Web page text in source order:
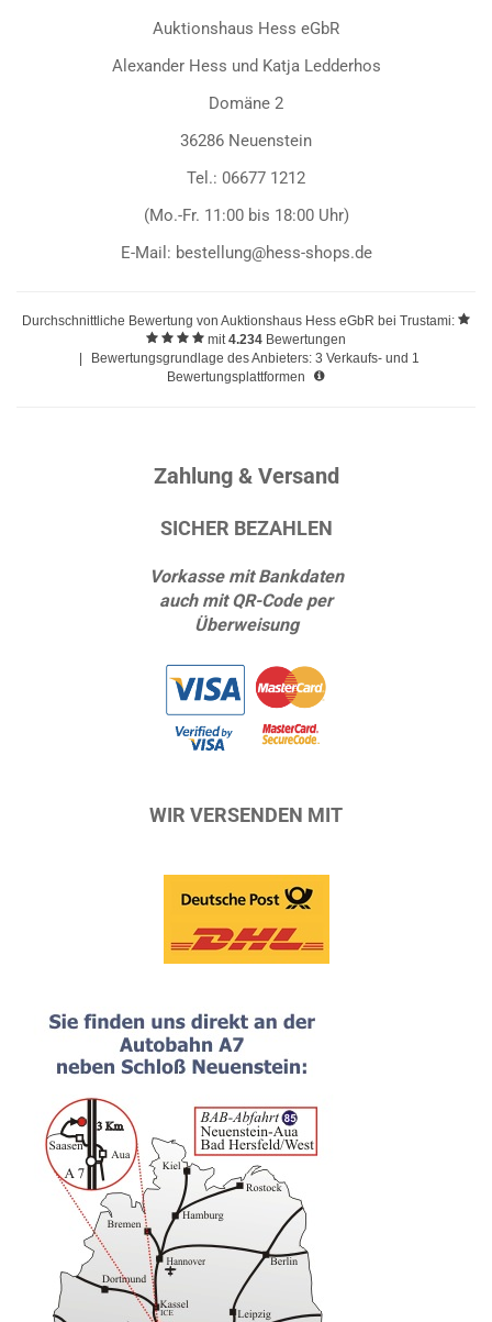
Auktionshaus Hess eGbR
Alexander Hess und Katja Ledderhos
Domäne 2
36286 Neuenstein
Tel.: 06677 1212
(Mo.-Fr. 11:00 bis 18:00 Uhr)
E-Mail: bestellung@hess-shops.de
Durchschnittliche Bewertung von Auktionshaus Hess eGbR bei Trustami:
mit4.234 Bewertungen
Bewertungsgrundlage des Anbieters: 3 Verkaufs- und 1
Bewertungsplattformen
Zahlung & Versand
SICHER BEZAHLEN
Vorkasse mit Bankdaten
auch mit QR-Code per
Überweisung
WIR VERSENDEN MIT